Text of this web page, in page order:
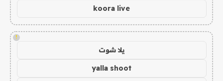
koora live
!
يلا شوت
yalla shoot